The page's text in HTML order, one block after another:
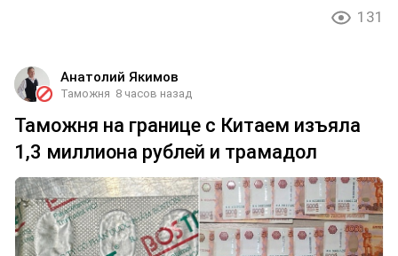
131
Анатолий Якимов
Таможня 8 часов назад
Таможня на границе с Китаем изъяла
1,3 миллиона рублей и трамадол